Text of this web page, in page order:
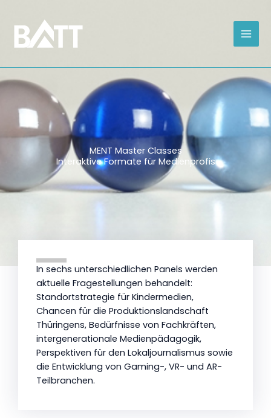
springen
MENT Master Classes
Interaktive Formate für Medienprofis
In sechs unterschiedlichen Panels werden
aktuelle Fragestellungen behandelt:
Standortstrategie für Kindermedien,
Chancen für die Produktionslandschaft
Thüringens, Bedürfnisse von Fachkräften,
intergenerationale Medienpädagogik,
Perspektiven für den Lokaljournalismus sowie
die Entwicklung von Gaming-, VR- und AR-
Teilbranchen.